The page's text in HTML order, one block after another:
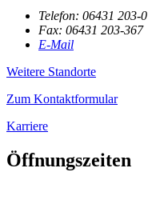
Telefon: 06431 203-0
Fax: 06431 203-367
E-Mail
Weitere Standorte
Zum Kontaktformular
Karriere
Öffnungszeiten